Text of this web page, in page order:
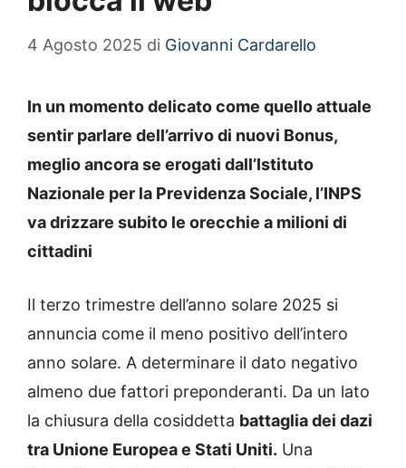
4 Agosto 2025 di Giovanni Cardarello
In un momento delicato come quello attuale
sentir parlare dell’arrivo di nuovi Bonus,
meglio ancora se erogati dall’Istituto
Nazionale per la Previdenza Sociale, l’INPS
va drizzare subito le orecchie a milioni di
cittadini
Il terzo trimestre dell’anno solare 2025 si
annuncia come il meno positivo dell’intero
anno solare. A determinare il dato negativo
almeno due fattori preponderanti. Da un lato
la chiusura della cosiddetta battaglia dei dazi
tra Unione Europea e Stati Uniti. Una